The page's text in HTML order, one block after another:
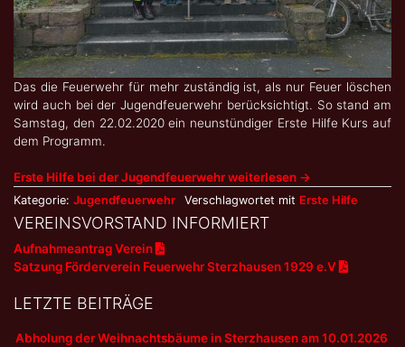
Das die Feuerwehr für mehr zuständig ist, als nur Feuer löschen
wird auch bei der Jugendfeuerwehr berücksichtigt. So stand am
Samstag, den 22.02.2020 ein neunstündiger Erste Hilfe Kurs auf
dem Programm.
Erste Hilfe bei der Jugendfeuerwehr weiterlesen →
Kategorie: Jugendfeuerwehr Verschlagwortet mit Erste Hilfe
VEREINSVORSTAND INFORMIERT
Aufnahmeantrag Verein
Satzung Förderverein Feuerwehr Sterzhausen 1929 e.V
LETZTE BEITRÄGE
Abholung der Weihnachtsbäume in Sterzhausen am 10.01.2026